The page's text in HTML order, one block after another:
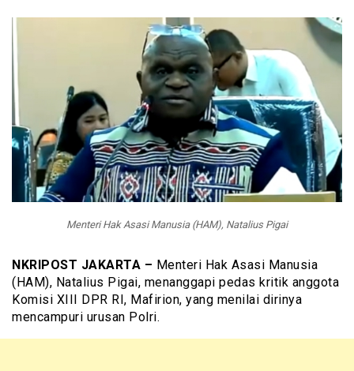
Menteri Hak Asasi Manusia (HAM), Natalius Pigai
NKRIPOST JAKARTA – Menteri Hak Asasi Manusia
(HAM), Natalius Pigai, menanggapi pedas kritik anggota
Komisi XIII DPR RI, Mafirion, yang menilai dirinya
mencampuri urusan Polri.